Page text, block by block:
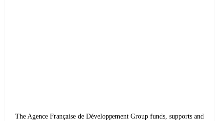
The Agence Française de Développement Group funds, supports and